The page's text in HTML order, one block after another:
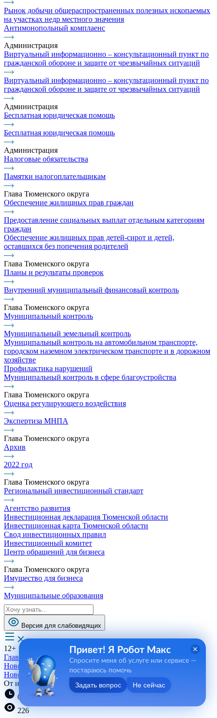
Рынок добычи общераспространенных полезных ископаемых
на участках недр местного значения
Антимонопольный комплаенс
Администрация
Виртуальный информационно – консультационный пункт по
гражданской обороне и защите от чрезвычайных ситуаций
Виртуальный информационно – консультационный пункт по
гражданской обороне и защите от чрезвычайных ситуаций
Администрация
Бесплатная юридическая помощь
Бесплатная юридическая помощь
Администрация
Налоговые обязательства
Памятки налогоплательщикам
Глава Тюменского округа
Обеспечение жилищных прав граждан
Предоставление социальных выплат отдельным категориям
граждан
Обеспечение жилищных прав детей-сирот и детей,
оставшихся без попечения родителей
Глава Тюменского округа
Планы и результаты проверок
Внутренний муниципальный финансовый контроль
Глава Тюменского округа
Муниципальный контроль
Муниципальный земельный контроль
Муниципальный контроль на автомобильном транспорте,
городском наземном электрическом транспорте и в дорожном
хозяйстве
Профилактика нарушений
Муниципальный контроль в сфере благоустройства
Глава Тюменского округа
Оценка регулирующего воздействия
Экспертиза МНПА
Глава Тюменского округа
Архив
2022 год
Глава Тюменского округа
Региональный инвестиционный стандарт
Агентство развития
Инвестиционная декларация Тюменской области
Инвестиционная карта Тюменской области
Свод инвестиционных правил
Инвестиционный комитет
Центр обращений для бизнеса
Глава Тюменского округа
Имущество для бизнеса
Муниципальные образования
Версия для слабовидящих
12+
Главная
Новости, пресса, события
Новости
От идей к решению
08:39 03.03.2026
226
Привет! Я Робот Макс
Спросите меня об услуге или сервисе —
постараюсь помочь
Задать вопрос Не сейчас